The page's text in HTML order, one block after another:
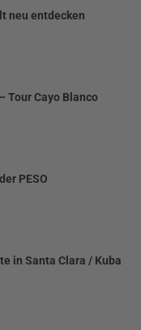
neu entdecken
Tour Cayo Blanco
PESO
in Santa Clara / Kuba